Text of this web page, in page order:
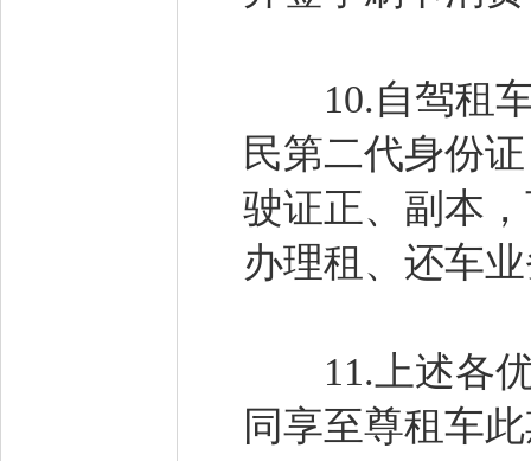
10.自驾租车
民第二代身份
驶证正、副本
办理租、还车
11.上述各优
同享至尊租车